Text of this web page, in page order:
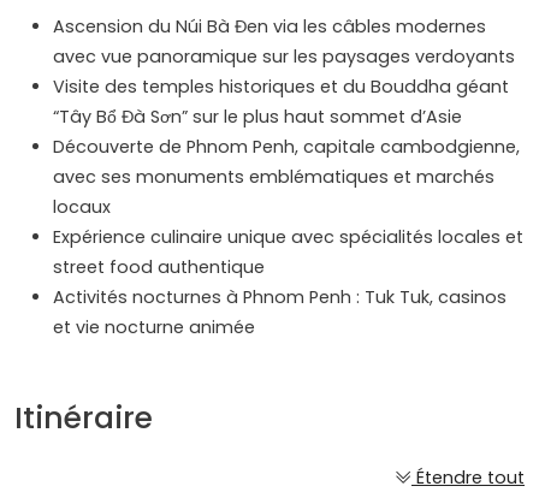
Ascension du Núi Bà Đen via les câbles modernes
avec vue panoramique sur les paysages verdoyants
Visite des temples historiques et du Bouddha géant
“Tây Bổ Đà Sơn” sur le plus haut sommet d’Asie
Découverte de Phnom Penh, capitale cambodgienne,
avec ses monuments emblématiques et marchés
locaux
Expérience culinaire unique avec spécialités locales et
street food authentique
Activités nocturnes à Phnom Penh : Tuk Tuk, casinos
et vie nocturne animée
Itinéraire
Étendre tout